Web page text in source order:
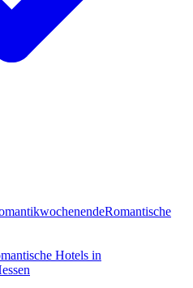
Romantische
Hotels in